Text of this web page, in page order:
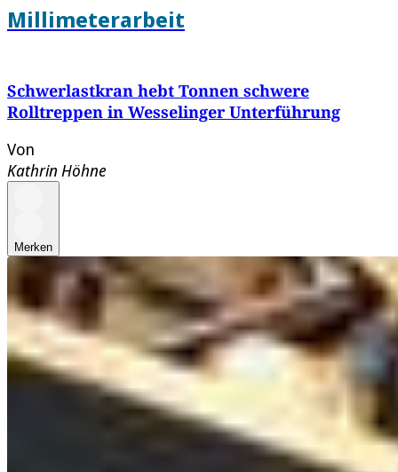
Millimeterarbeit
Schwerlastkran hebt Tonnen schwere
Rolltreppen in Wesselinger Unterführung
Von
Kathrin Höhne
Merken